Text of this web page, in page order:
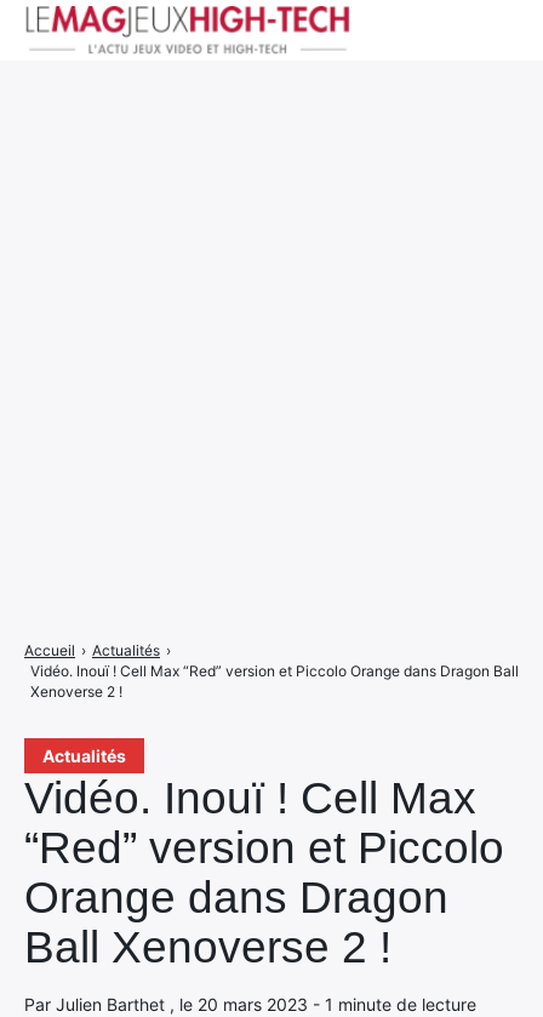
Actualités
Vidéo. Inouï ! Cell Max
“Red” version et Piccolo
Orange dans Dragon
Ball Xenoverse 2 !
Par Julien Barthet , le 20 mars 2023 - 1 minute de lecture
Accueil › Actualités ›
Vidéo. Inouï ! Cell Max “Red” version et Piccolo Orange dans Dragon Ball
Xenoverse 2 !